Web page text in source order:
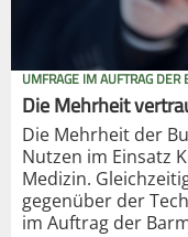
UMFRAGE IM AUFTRAG DER
Die Mehrheit
Die Mehrheit der
Nutzen im Einsatz
Medizin.
gegenüber der
im Auftrag der